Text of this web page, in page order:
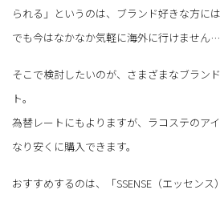
られる」というのは、ブランド好きな方に
でも今はなかなか気軽に海外に行けません…
そこで検討したいのが、さまざまなブラン
ト。
為替レートにもよりますが、ラコステのア
なり安くに購入できます。
おすすめするのは、「SSENSE（エッセン